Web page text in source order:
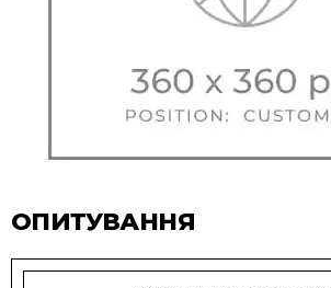
ОПИТУВАННЯ